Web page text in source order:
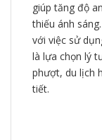
giúp tăng độ
thiếu ánh
với việc sử
là lựa chọn lý
phượt, du lịch
tiết.